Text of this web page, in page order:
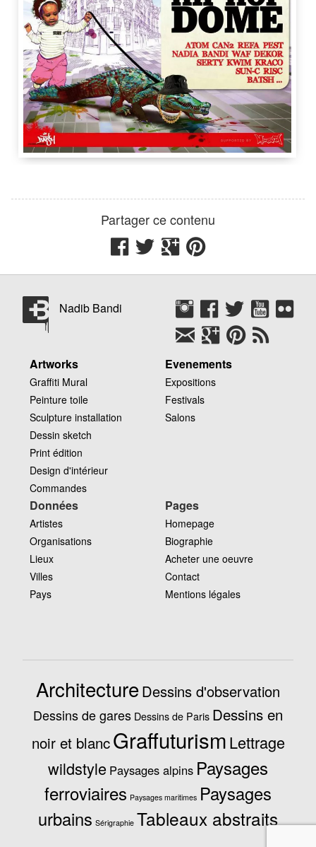
Pest Nadib Bandi Seika Agana
Partager ce contenu
Nadib Bandi
Artworks
Graffiti Mural
Peinture toile
Sculpture installation
Dessin sketch
Print édition
Design d'intérieur
Commandes
Evenements
Expositions
Festivals
Salons
Données
Artistes
Organisations
Lieux
Villes
Pays
Pages
Homepage
Biographie
Acheter une oeuvre
Contact
Mentions légales
ArchitectureDessins d'observation
Dessins de gares Dessins de Paris Dessins en
noir et blancGraffuturismLettrage
wildstyle Paysages alpins Paysages
ferroviaires Paysages maritimes Paysages
urbains Sérigraphie Tableaux abstraits